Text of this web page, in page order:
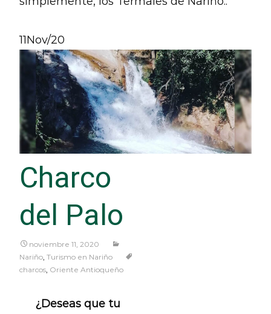
11Nov/20
Charco
del Palo
noviembre 11, 2020
Nariño Turismo en Nariño
charcos Oriente Antioqueño
¿Deseas que tu